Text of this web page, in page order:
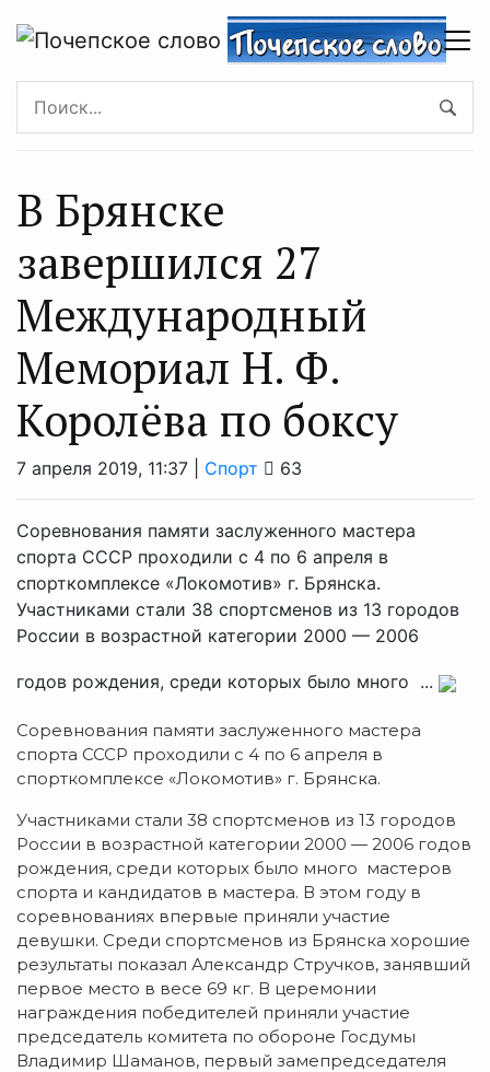
В Брянске
завершился 27
Международный
Мемориал Н. Ф.
Королёва по боксу
7 апреля 2019, 11:37 | Спорт 63
Соревнования памяти заслуженного мастера
спорта СССР проходили с 4 по 6 апреля в
спорткомплексе «Локомотив» г. Брянска.
Участниками стали 38 спортсменов из 13 городов
России в возрастной категории 2000 — 2006
годов рождения, среди которых было много ...
Соревнования памяти заслуженного мастера
спорта СССР проходили с 4 по 6 апреля в
спорткомплексе «Локомотив» г. Брянска.
Участниками стали 38 спортсменов из 13 городов
России в возрастной категории 2000 — 2006 годов
рождения, среди которых было много мастеров
спорта и кандидатов в мастера. В этом году в
соревнованиях впервые приняли участие
девушки. Среди спортсменов из Брянска хорошие
результаты показал Александр Стручков, занявший
первое место в весе 69 кг. В церемонии
награждения победителей приняли участие
председатель комитета по обороне Госдумы
Владимир Шаманов, первый замепредседателя